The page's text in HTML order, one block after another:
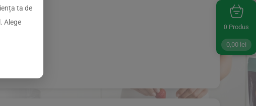
0 Produs
0,00 lei
ta de
Alege